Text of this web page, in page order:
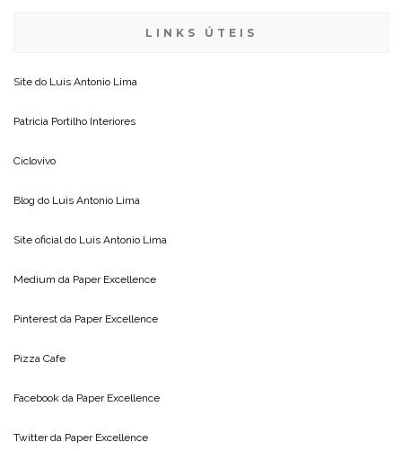
LINKS ÚTEIS
Site do Luis Antonio Lima
Patricia Portilho Interiores
Ciclovivo
Blog do Luis Antonio Lima
Site oficial do Luis Antonio Lima
Medium da Paper Excellence
Pinterest da Paper Excellence
Pizza Cafe
Facebook da Paper Excellence
Twitter da Paper Excellence